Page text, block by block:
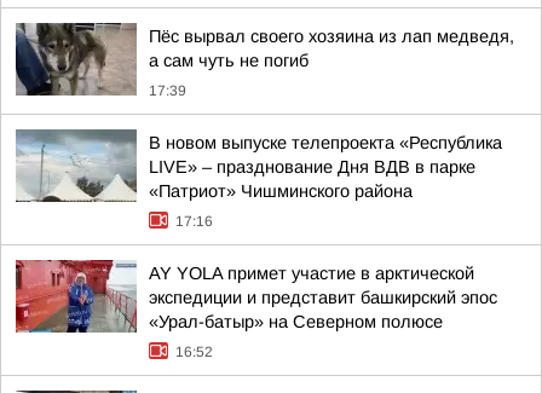
Пёс вырвал своего хозяина из лап медведя,
а сам чуть не погиб
17:39
В новом выпуске телепроекта «Республика
LIVE» – празднование Дня ВДВ в парке
«Патриот» Чишминского района
17:16
AY YOLA примет участие в арктической
экспедиции и представит башкирский эпос
«Урал-батыр» на Северном полюсе
16:52